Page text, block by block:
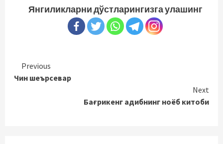
Янгиликларни дўстларингизга улашинг
Continue
Reading
Previous
Чин шеърсевар
Next
Бағрикенг адибнинг ноёб китоби